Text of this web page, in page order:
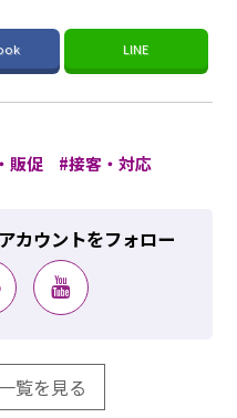
LINE
販促 接客・対応
カウントをフォロー
覧を見る